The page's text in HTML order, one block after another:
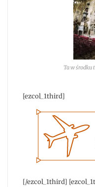
Ta w środku
[ezcol_1third]
[/ezcol_1third]